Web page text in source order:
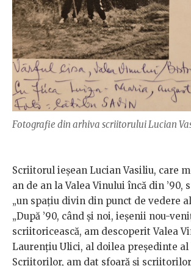
Fotografie din arhiva scriitorului Lucian
Scriitorul ieșean Lucian Vasiliu, care
an de an la Valea Vinului încă din ’90,
„un spațiu divin din punct de vedere
„După ’90, când și noi, ieșenii nou-
scriitoricească, am descoperit Valea
Laurențiu Ulici, al doilea președinte
Scriitorilor, am dat sfoară și